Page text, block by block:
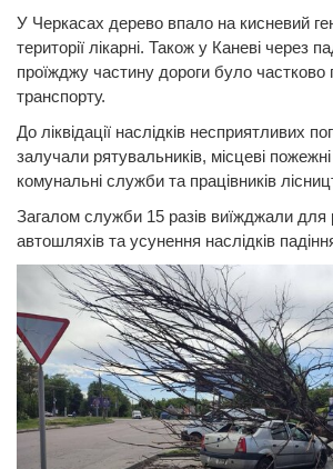
У Черкасах дерево впало на кисневий
території лікарні. Також у Каневі через
проїжджу частину дороги було частково
транспорту.
До ліквідації наслідків несприятливих
залучали рятувальників, місцеві
комунальні служби та працівників
Загалом служби 15 разів виїжджали для
автошляхів та усунення наслідків